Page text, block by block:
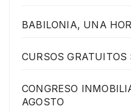
BABILONIA, UNA
CURSOS GRATUITOS
CONGRESO
AGOSTO